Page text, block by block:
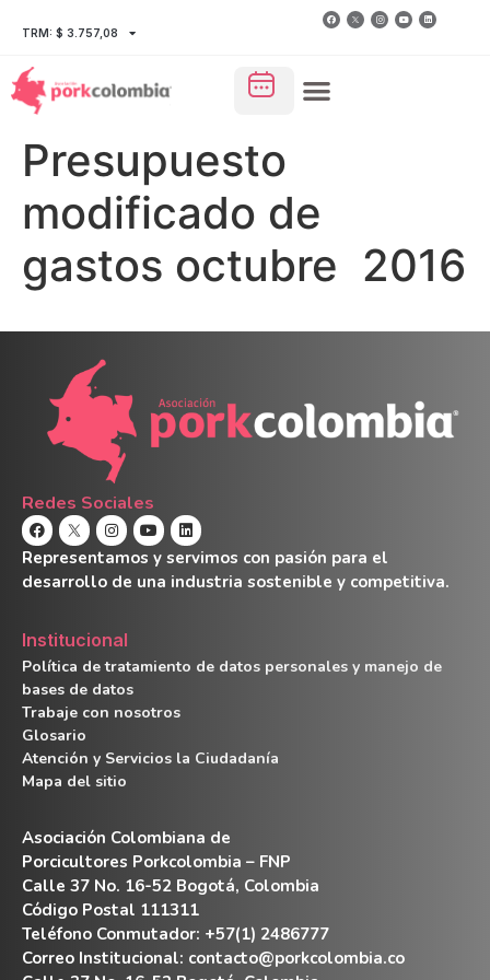
TRM: $ 3.757,08
Presupuesto
modificado de
gastos octubre 2016
Redes Sociales
Representamos y servimos con pasión para el
desarrollo de una industria sostenible y competitiva.
Institucional
Política de tratamiento de datos personales y manejo de
bases de datos
Trabaje con nosotros
Glosario
Atención y Servicios la Ciudadanía
Mapa del sitio
Asociación Colombiana de
Porcicultores Porkcolombia – FNP
Calle 37 No. 16-52 Bogotá, Colombia
Código Postal 111311
Teléfono Conmutador: +57(1) 2486777
Correo Institucional: contacto@porkcolombia.co